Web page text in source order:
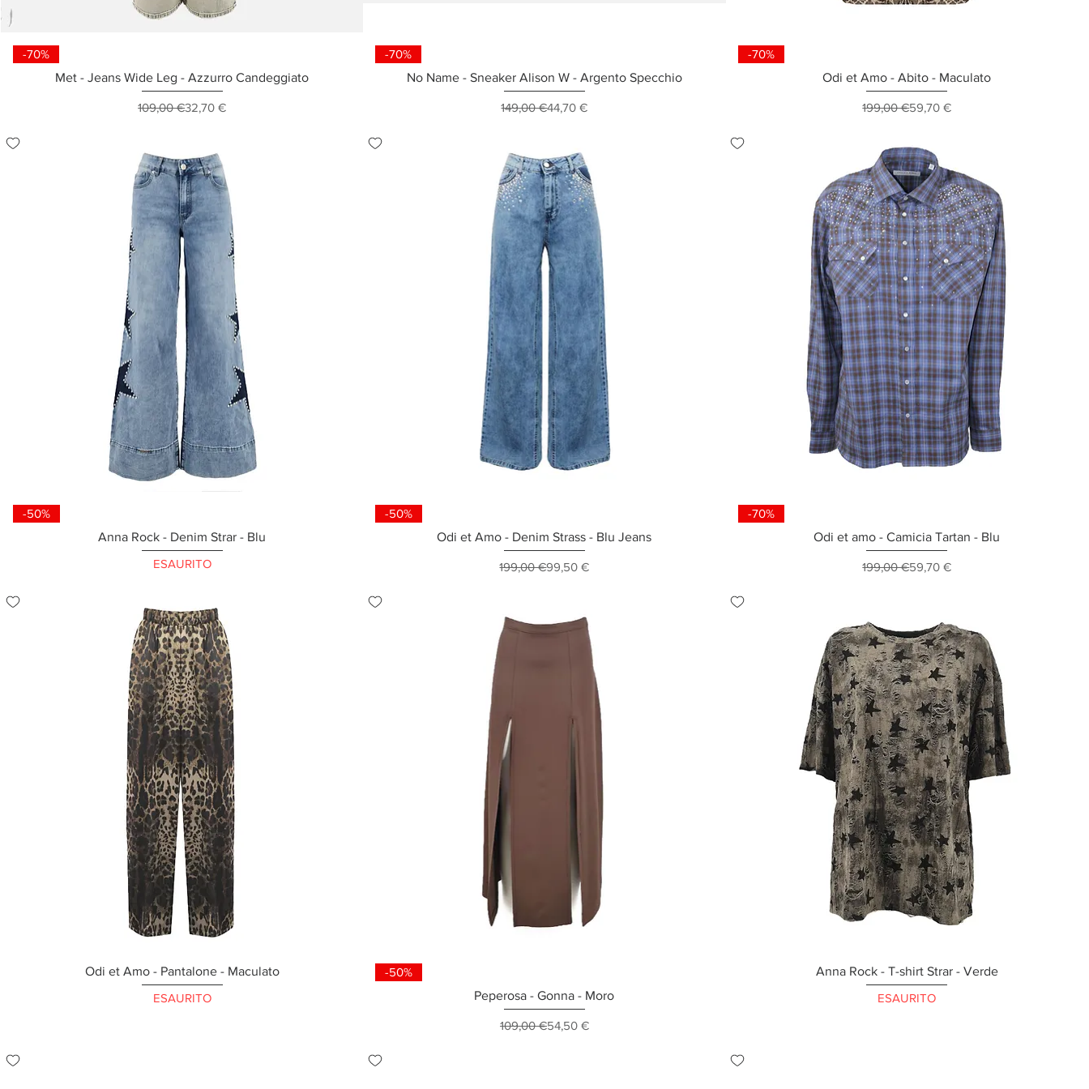
-70%
Met - Jeans Wide Leg - Azzurro Candeggiato
Prezzo regolare
109,00 €Prezzo scontato
32,70 €
-70%
No Name - Sneaker Alison W - Argento Specchio
Prezzo regolare
149,00 €Prezzo scontato
44,70 €
-70%
Odi et Amo - Abito - Maculato
Prezzo regolare
199,00 €Prezzo scontato
59,70 €
-50%
Anna Rock - Denim Strar - Blu
ESAURITO
-50%
Odi et Amo - Denim Strass - Blu Jeans
Prezzo regolare
199,00 €Prezzo scontato
99,50 €
-70%
Odi et amo - Camicia Tartan - Blu
Prezzo regolare
199,00 €Prezzo scontato
59,70 €
Odi et Amo - Pantalone - Maculato
ESAURITO
-50%
Peperosa - Gonna - Moro
Prezzo regolare
109,00 €Prezzo scontato
54,50 €
Anna Rock - T-shirt Strar - Verde
ESAURITO